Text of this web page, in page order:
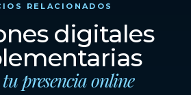
RELACIONADOS
digitales
presencia online